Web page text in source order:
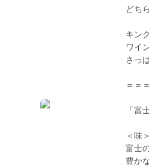
どち
キン
ワイ
さっ
＝＝
「富
＜味＞
富士
豊か